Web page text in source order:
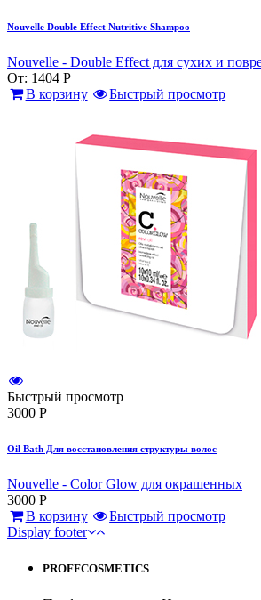
Nouvelle Double Effect Nutritive Shampoo
Nouvelle - Double Effect для сухих и
От: 1404 Р
В корзину
Быстрый просмотр
Быстрый просмотр
3000 Р
Oil Bath Для восстановления структуры волос
Nouvelle - Color Glow для окрашенных
3000 Р
В корзину
Быстрый просмотр
Display footer
PROFFCOSMETICS